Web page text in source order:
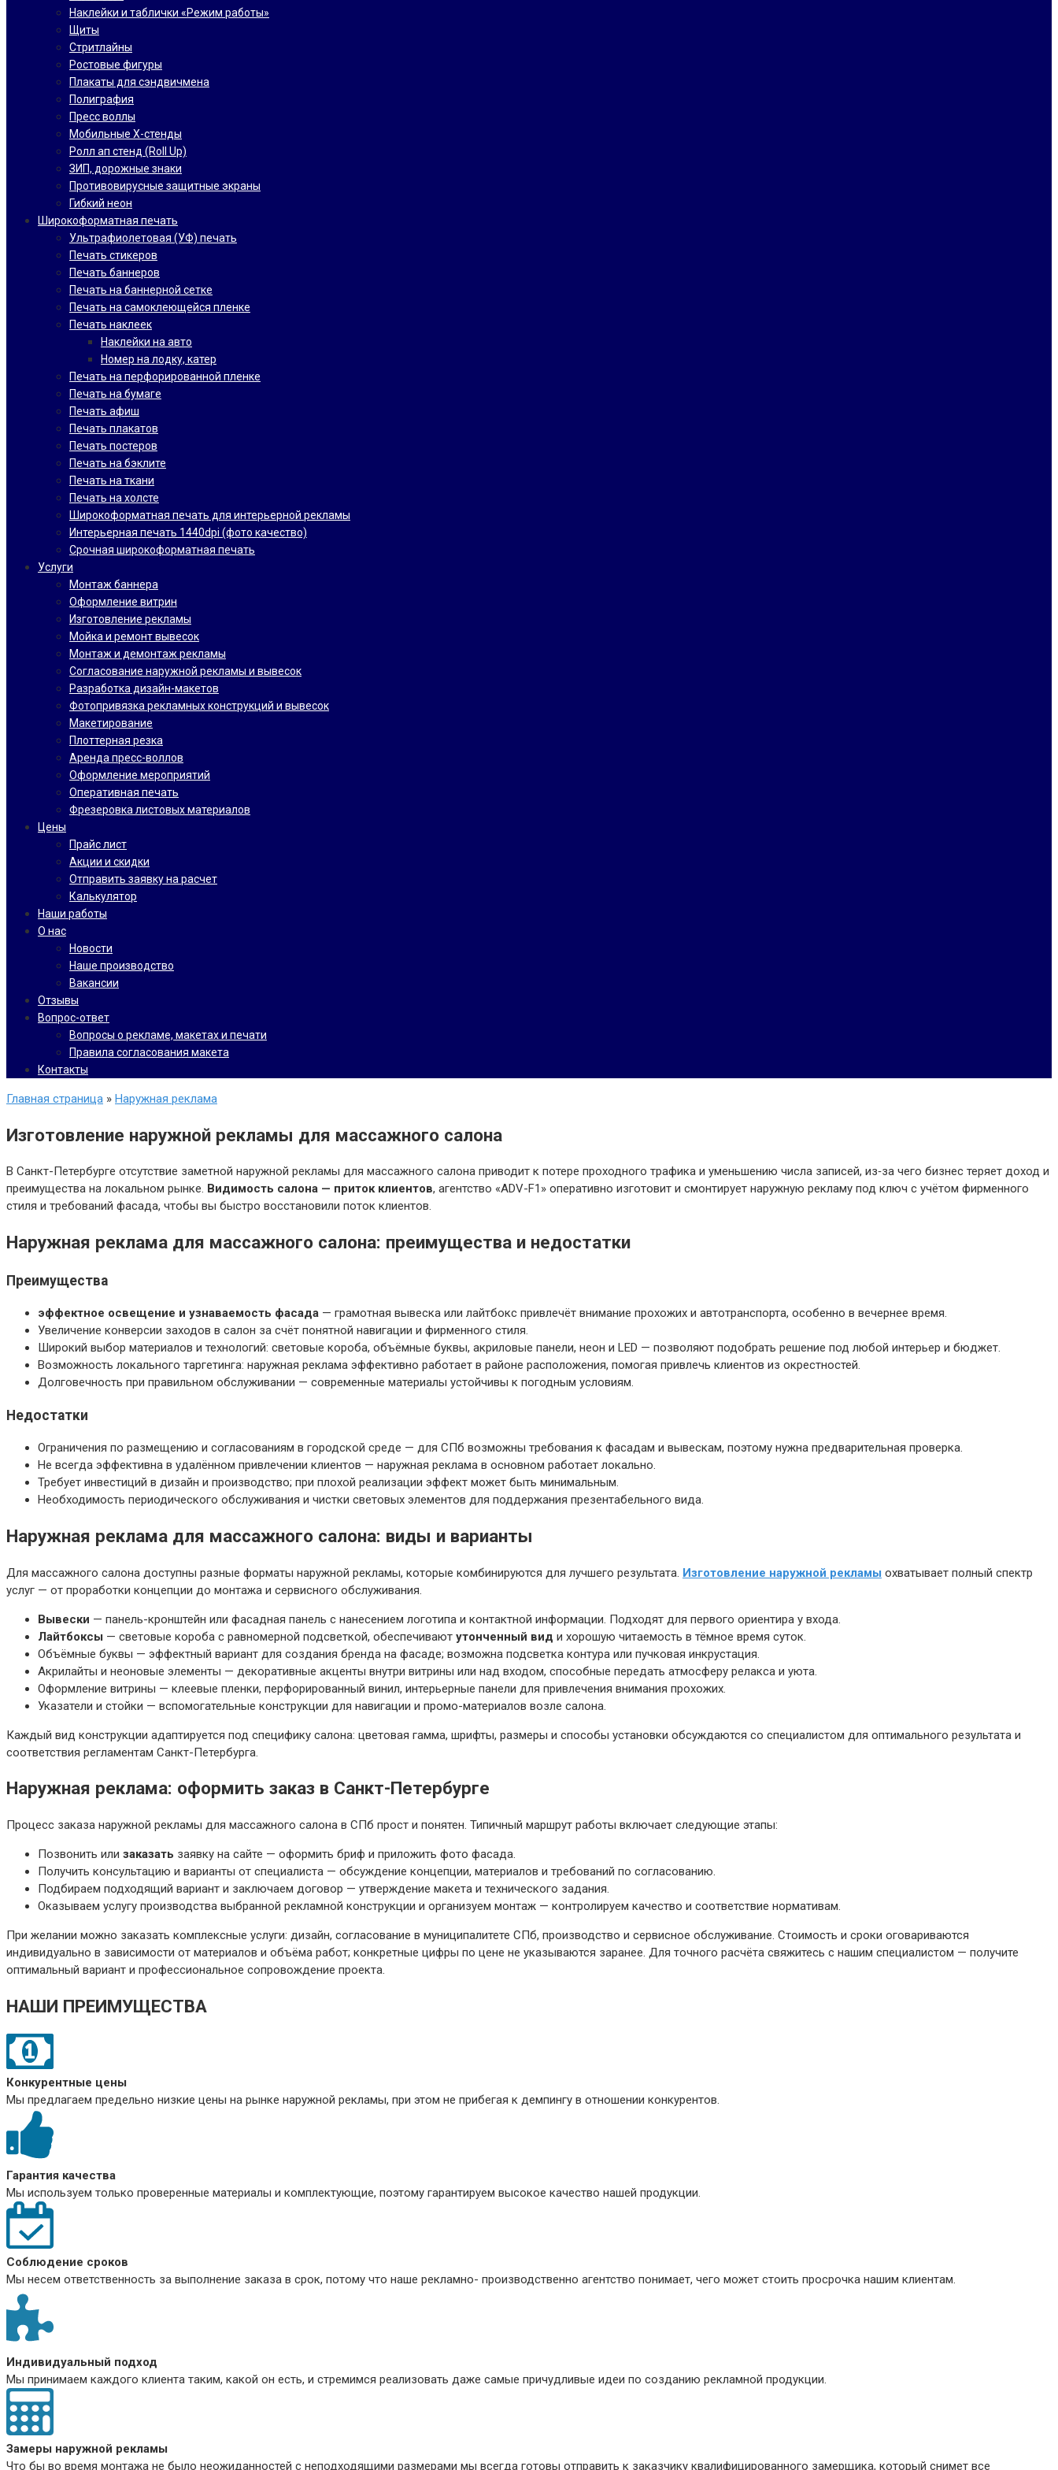
Наклейки и таблички «Режим работы»
Щиты
Стритлайны
Ростовые фигуры
Плакаты для сэндвичмена
Полиграфия
Пресс воллы
Мобильные Х-стенды
Ролл ап стенд (Roll Up)
ЗИП, дорожные знаки
Противовирусные защитные экраны
Гибкий неон
Широкоформатная печать
Ультрафиолетовая (УФ) печать
Печать стикеров
Печать баннеров
Печать на баннерной сетке
Печать на самоклеющейся пленке
Печать наклеек
Наклейки на авто
Номер на лодку, катер
Печать на перфорированной пленке
Печать на бумаге
Печать афиш
Печать плакатов
Печать постеров
Печать на бэклите
Печать на ткани
Печать на холсте
Широкоформатная печать для интерьерной рекламы
Интерьерная печать 1440dpi (фото качество)
Срочная широкоформатная печать
Услуги
Монтаж баннера
Оформление витрин
Изготовление рекламы
Мойка и ремонт вывесок
Монтаж и демонтаж рекламы
Согласование наружной рекламы и вывесок
Разработка дизайн-макетов
Фотопривязка рекламных конструкций и вывесок
Макетирование
Плоттерная резка
Аренда пресс-воллов
Оформление мероприятий
Оперативная печать
Фрезеровка листовых материалов
Цены
Прайс лист
Акции и скидки
Отправить заявку на расчет
Калькулятор
Наши работы
О нас
Новости
Наше производство
Вакансии
Отзывы
Вопрос-ответ
Вопросы о рекламе, макетах и печати
Правила согласования макета
Контакты
Главная страница » Наружная реклама
Изготовление наружной рекламы для массажного салона
В Санкт-Петербурге отсутствие заметной наружной рекламы для массажного салона приводит к потере проходного трафика и уменьшению числа записей, из‑за чего бизнес теряет доход и
преимущества на локальном рынке. Видимость салона — приток клиентов, агентство «ADV-F1» оперативно изготовит и смонтирует наружную рекламу под ключ с учётом фирменного
стиля и требований фасада, чтобы вы быстро восстановили поток клиентов.
Наружная реклама для массажного салона: преимущества и недостатки
Преимущества
эффектное освещение и узнаваемость фасада — грамотная вывеска или лайтбокс привлечёт внимание прохожих и автотранспорта, особенно в вечернее время.
Увеличение конверсии заходов в салон за счёт понятной навигации и фирменного стиля.
Широкий выбор материалов и технологий: световые короба, объёмные буквы, акриловые панели, неон и LED — позволяют подобрать решение под любой интерьер и бюджет.
Возможность локального таргетинга: наружная реклама эффективно работает в районе расположения, помогая привлечь клиентов из окрестностей.
Долговечность при правильном обслуживании — современные материалы устойчивы к погодным условиям.
Недостатки
Ограничения по размещению и согласованиям в городской среде — для СПб возможны требования к фасадам и вывескам, поэтому нужна предварительная проверка.
Не всегда эффективна в удалённом привлечении клиентов — наружная реклама в основном работает локально.
Требует инвестиций в дизайн и производство; при плохой реализации эффект может быть минимальным.
Необходимость периодического обслуживания и чистки световых элементов для поддержания презентабельного вида.
Наружная реклама для массажного салона: виды и варианты
Для массажного салона доступны разные форматы наружной рекламы, которые комбинируются для лучшего результата. Изготовление наружной рекламы охватывает полный спектр
услуг — от проработки концепции до монтажа и сервисного обслуживания.
Вывески — панель-кронштейн или фасадная панель с нанесением логотипа и контактной информации. Подходят для первого ориентира у входа.
Лайтбоксы — световые короба с равномерной подсветкой, обеспечивают утонченный вид и хорошую читаемость в тёмное время суток.
Объёмные буквы — эффектный вариант для создания бренда на фасаде; возможна подсветка контура или пучковая инкрустация.
Акрилайты и неоновые элементы — декоративные акценты внутри витрины или над входом, способные передать атмосферу релакса и уюта.
Оформление витрины — клеевые пленки, перфорированный винил, интерьерные панели для привлечения внимания прохожих.
Указатели и стойки — вспомогательные конструкции для навигации и промо-материалов возле салона.
Каждый вид конструкции адаптируется под специфику салона: цветовая гамма, шрифты, размеры и способы установки обсуждаются со специалистом для оптимального результата и
соответствия регламентам Санкт-Петербурга.
Наружная реклама: оформить заказ в Санкт-Петербурге
Процесс заказа наружной рекламы для массажного салона в СПб прост и понятен. Типичный маршрут работы включает следующие этапы:
Позвонить или заказать заявку на сайте — оформить бриф и приложить фото фасада.
Получить консультацию и варианты от специалиста — обсуждение концепции, материалов и требований по согласованию.
Подбираем подходящий вариант и заключаем договор — утверждение макета и технического задания.
Оказываем услугу производства выбранной рекламной конструкции и организуем монтаж — контролируем качество и соответствие нормативам.
При желании можно заказать комплексные услуги: дизайн, согласование в муниципалитете СПб, производство и сервисное обслуживание. Стоимость и сроки оговариваются
индивидуально в зависимости от материалов и объёма работ; конкретные цифры по цене не указываются заранее. Для точного расчёта свяжитесь с нашим специалистом — получите
оптимальный вариант и профессиональное сопровождение проекта.
НАШИ ПРЕИМУЩЕСТВА
Конкурентные цены
Мы предлагаем предельно низкие цены на рынке наружной рекламы, при этом не прибегая к демпингу в отношении конкурентов.
Гарантия качества
Мы используем только проверенные материалы и комплектующие, поэтому гарантируем высокое качество нашей продукции.
Соблюдение сроков
Мы несем ответственность за выполнение заказа в срок, потому что наше рекламно- производственно агентство понимает, чего может стоить просрочка нашим клиентам.
Индивидуальный подход
Мы принимаем каждого клиента таким, какой он есть, и стремимся реализовать даже самые причудливые идеи по созданию рекламной продукции.
Замеры наружной рекламы
Что бы во время монтажа не было неожиданностей с неподходящими размерами мы всегда готовы отправить к заказчику квалифицированного замерщика, который снимет все